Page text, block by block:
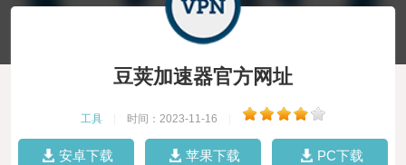
豆荚加速器官方网址
工具 时间：2023-11-16
安卓下载 苹果下载 PC下载